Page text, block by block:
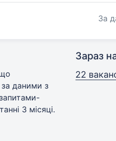
За
за даними з
3 місяці.
Зараз
22